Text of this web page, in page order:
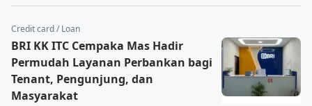
Credit card / Loan
BRI KK ITC Cempaka Mas Hadir
Permudah Layanan Perbankan bagi
Tenant, Pengunjung, dan
Masyarakat